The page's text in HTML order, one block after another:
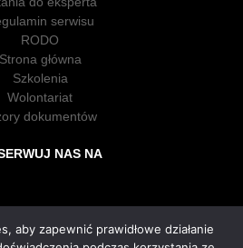
serwisu
RODO
Strona główna
Szkolenia
Wolontariat
dokumentów
NAS NA
aby zapewnić prawidłowe działanie